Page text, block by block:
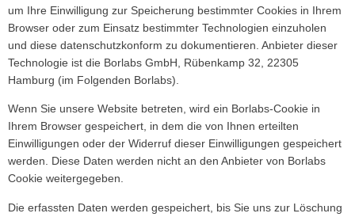
um Ihre Einwilligung zur Speicherung bestimmter Cookies in Ihrem
Browser oder zum Einsatz bestimmter Technologien einzuholen
und diese datenschutzkonform zu dokumentieren. Anbieter dieser
Technologie ist die Borlabs GmbH, Rübenkamp 32, 22305
Hamburg (im Folgenden Borlabs).
Wenn Sie unsere Website betreten, wird ein Borlabs-Cookie in
Ihrem Browser gespeichert, in dem die von Ihnen erteilten
Einwilligungen oder der Widerruf dieser Einwilligungen gespeichert
werden. Diese Daten werden nicht an den Anbieter von Borlabs
Cookie weitergegeben.
Die erfassten Daten werden gespeichert, bis Sie uns zur Löschung